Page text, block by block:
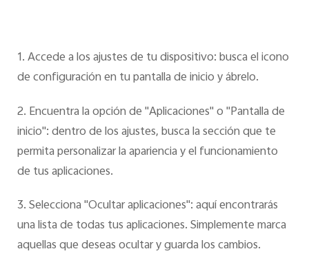
1. Accede a los ajustes de tu dispositivo: busca el icono
de configuración en tu pantalla de inicio y ábrelo.
2. Encuentra la opción de "Aplicaciones" o "Pantalla de
inicio": dentro de los ajustes, busca la sección que te
permita personalizar la apariencia y el funcionamiento
de tus aplicaciones.
3. Selecciona "Ocultar aplicaciones": aquí encontrarás
una lista de todas tus aplicaciones. Simplemente marca
aquellas que deseas ocultar y guarda los cambios.